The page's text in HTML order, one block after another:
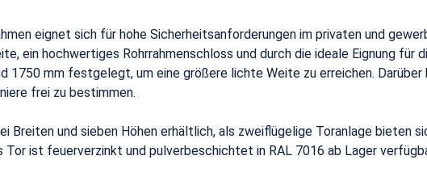
eignet sich für hohe Sicherheitsanforderungen im privaten und
ein hochwertiges Rohrrahmenschloss und durch die ideale Eignung
1750 mm festgelegt, um eine größere lichte Weite zu erreichen.
frei zu bestimmen.
Breiten und sieben Höhen erhältlich, als zweiflügelige Toranlage bieten
Tor ist feuerverzinkt und pulverbeschichtet in RAL 7016 ab Lager